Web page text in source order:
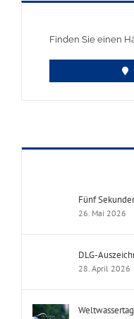
Finden Sie einen
Fünf
26. Mai 2026
DLG-
28. April 2026